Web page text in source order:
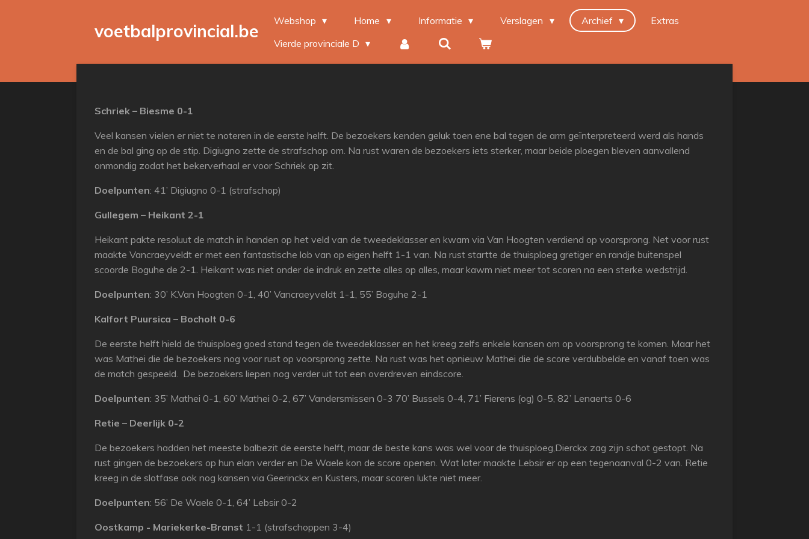
voetbalprovincial.be Webshop Home Informatie Verslagen Archief
Extras
Vierde provinciale D
Schriek – Biesme 0-1
Veel kansen vielen er niet te noteren in de eerste helft. De bezoekers kenden geluk toen ene bal tegen de arm geïnterpreteerd werd als hands
en de bal ging op de stip. Digiugno zette de strafschop om. Na rust waren de bezoekers iets sterker, maar beide ploegen bleven aanvallend
onmondig zodat het bekerverhaal er voor Schriek op zit.
Doelpunten: 41’ Digiugno 0-1 (strafschop)
Gullegem – Heikant 2-1
Heikant pakte resoluut de match in handen op het veld van de tweedeklasser en kwam via Van Hoogten verdiend op voorsprong. Net voor rust
maakte Vancraeyveldt er met een fantastische lob van op eigen helft 1-1 van. Na rust startte de thuisploeg gretiger en randje buitenspel
scoorde Boguhe de 2-1. Heikant was niet onder de indruk en zette alles op alles, maar kawm niet meer tot scoren na een sterke wedstrijd.
Doelpunten: 30’ K.Van Hoogten 0-1, 40’ Vancraeyveldt 1-1, 55’ Boguhe 2-1
Kalfort Puursica – Bocholt 0-6
De eerste helft hield de thuisploeg goed stand tegen de tweedeklasser en het kreeg zelfs enkele kansen om op voorsprong te komen. Maar het
was Mathei die de bezoekers nog voor rust op voorsprong zette. Na rust was het opnieuw Mathei die de score verdubbelde en vanaf toen was
de match gespeeld. De bezoekers liepen nog verder uit tot een overdreven eindscore.
Doelpunten: 35’ Mathei 0-1, 60’ Mathei 0-2, 67’ Vandersmissen 0-3 70’ Bussels 0-4, 71’ Fierens (og) 0-5, 82’ Lenaerts 0-6
Retie – Deerlijk 0-2
De bezoekers hadden het meeste balbezit de eerste helft, maar de beste kans was wel voor de thuisploeg,Dierckx zag zijn schot gestopt. Na
rust gingen de bezoekers op hun elan verder en De Waele kon de score openen. Wat later maakte Lebsir er op een tegenaanval 0-2 van. Retie
kreeg in de slotfase ook nog kansen via Geerinckx en Kusters, maar scoren lukte niet meer.
Doelpunten: 56’ De Waele 0-1, 64’ Lebsir 0-2
Oostkamp - Mariekerke-Branst 1-1 (strafschoppen 3-4)